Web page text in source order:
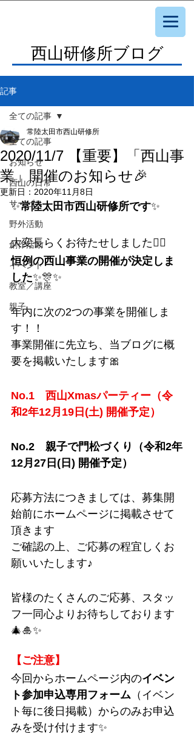
西山研修所ブログ
記事
全ての記事
お知らせ
西山の日常
サービス
野外活動
創作活動
イベント
教室／講座
親子
全ての記事
2020/11/7 【重要】「西山事
業」開催のお知らせ🎉
常陸太田市西山研修所
更新日： 2020年11月8日
✨常陸太田市西山研修所です✨
大変長らくお待たせしました🙇‍♂️
恒例の西山事業の開催が決定しま
した✨🎊✨
年内に次の2つの事業を開催しま
す！！
事業開催に先立ち、当ブログに概
要を掲載いたします🎀
No.1　西山Xmasパーティー（令
和2年12月19日(土) 開催予定）
No.2　親子で門松づくり（令和2年
12月27日(日) 開催予定）
応募方法につきましては、募集開
始前にホームページに掲載させて
頂きます
ご確認の上、ご応募の程宜しくお
願いいたします♪
皆様のたくさんのご応募、スタッ
フ一同心よりお待ちしております
🎄🎍✨
【ご注意】
今回からホームページ内のイベン
ト参加申込専用フォーム （イベン
ト毎に後日掲載）からのみお申込
みを受け付けます✨